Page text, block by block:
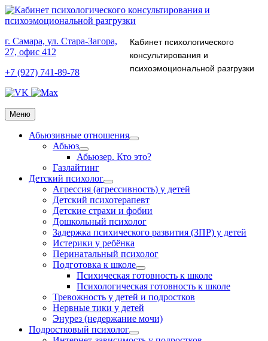
Кабинет психологического
консультирования и
психоэмоциональной разгрузки
г. Самара, ул. Стара-Загора,
27, офис 412
+7 (927) 741-89-78
Меню
Абьюзивные отношения
Абьюз
Абьюзер. Кто это?
Газлайтинг
Детский психолог
Агрессия (агрессивность) у детей
Детский психотерапевт
Детские страхи и фобии
Дошкольный психолог
Задержка психического развития (ЗПР) у детей
Истерики у ребёнка
Перинатальный психолог
Подготовка к школе
Психическая готовность к школе
Психологическая готовность к школе
Тревожность у детей и подростков
Нервные тики у детей
Энурез (недержание мочи)
Подростковый психолог